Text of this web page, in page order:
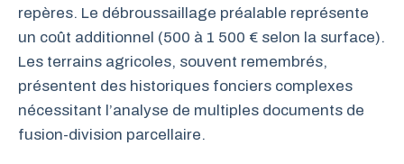
repères. Le débroussaillage préalable représente
un coût additionnel (500 à 1 500 € selon la surface).
Les terrains agricoles, souvent remembrés,
présentent des historiques fonciers complexes
nécessitant l’analyse de multiples documents de
fusion-division parcellaire.